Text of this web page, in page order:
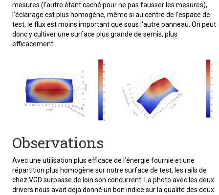
mesures (l'autre étant caché pour ne pas fausser les mesures),
l’éclairage est plus homogène, même si au centre de l'espace de
test, le flux est moins important que sous l'autre panneau. On peut
donc y cultiver une surface plus grande de semis, plus
efficacement.
Observations
Avec une utilisation plus efficace de l’énergie fournie et une
répartition plus homogène sur notre surface de test, les rails de
chez VGD surpasse de loin son concurrent. La photo avec les deux
drivers nous avait deja donné un bon indice sur la qualité des deux